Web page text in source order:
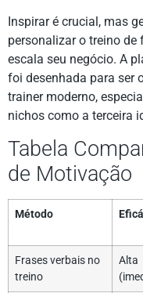
Inspirar é crucial, mas
personalizar o treino de
escala seu negócio. A
foi desenhada para ser
trainer moderno,
nichos como a terceira
Tabela
de Motivação
Método
Frases verbais no
treino
Alta